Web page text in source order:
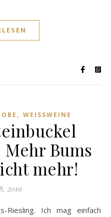
, WEISSWEINE
Bums
mehr!
2019